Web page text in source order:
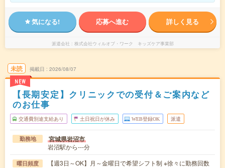
気になる! 応募へ進む 詳しく見る
派遣会社 株式会社ウィルオブ・ワーク キッズケア事業部
未読
NEW
掲載日 2026/08/07
【長期安定】クリニックでの受付＆ご案内など
のお仕事
交通費別途支給あり 土日祝日が休み WEB登録OK 派遣
勤務地 宮城県岩沼市
岩沼駅から---分
曜日頻度
【週3日～OK】月～金曜日で希望シフト制 ※徐々に勤務回数